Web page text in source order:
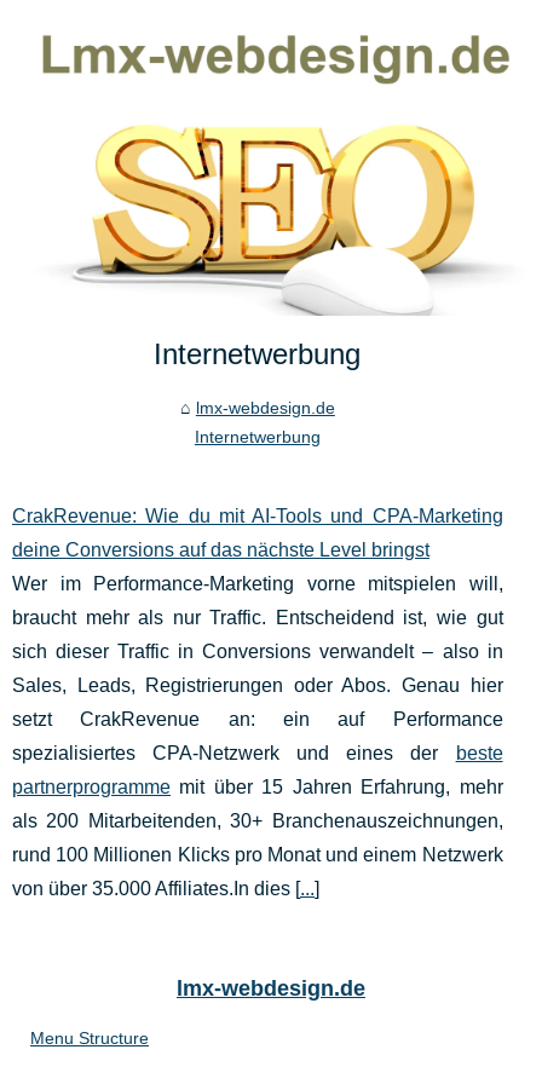
Internetwerbung
lmx-webdesign.de
Internetwerbung
CrakRevenue: Wie du mit AI‑Tools und CPA‑Marketing
deine Conversions auf das nächste Level bringst
Wer im Performance‑Marketing vorne mitspielen will,
braucht mehr als nur Traffic. Entscheidend ist, wie gut
sich dieser Traffic in Conversions verwandelt – also in
Sales, Leads, Registrierungen oder Abos. Genau hier
setzt CrakRevenue an: ein auf Performance
spezialisiertes CPA‑Netzwerk und eines der
beste
partnerprogramme mit über 15 Jahren Erfahrung, mehr
als 200 Mitarbeitenden, 30+ Branchenauszeichnungen,
rund 100 Millionen Klicks pro Monat und einem Netzwerk
von über 35.000 Affiliates.In dies [...]
lmx-webdesign.de
Menu Structure